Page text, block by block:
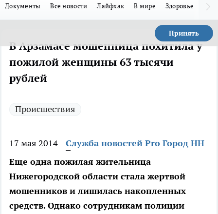
Документы Все новости Лайфхак В мире Здоровье
Принять
В Арзамасе мошенница похитила у
пожилой женщины 63 тысячи
рублей
Происшествия
17 мая 2014
Служба новостей Pro Город НН
Еще одна пожилая жительница
Нижегородской области стала жертвой
мошенников и лишилась накопленных
средств. Однако сотрудникам полиции